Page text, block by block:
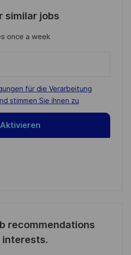
similar jobs
once a week
für die Verarbeitung
stimmen Sie ihnen zu
Aktivieren
recommendations
interests.